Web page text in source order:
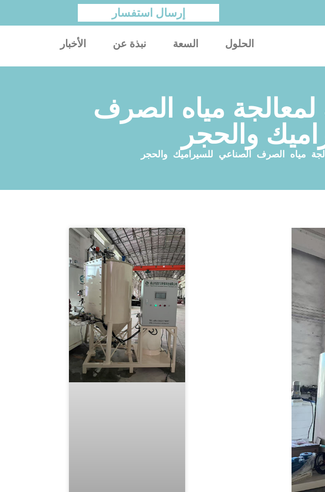
إرسال استفسار
الحلول السعة نبذة عن الأخبار
مياه الصرف
والحجر
مياه الصرف الصناعي للسيراميك والحجر